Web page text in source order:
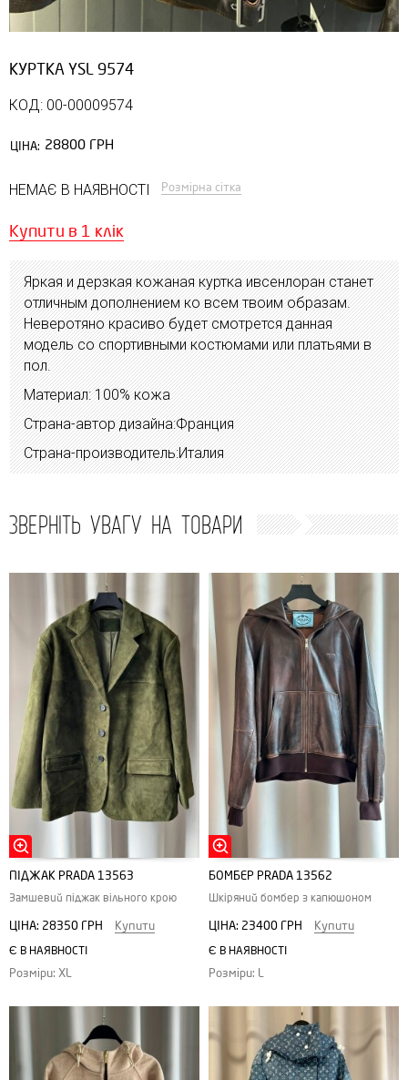
КУРТКА YSL 9574
КОД: 00-00009574
ЦІНА: 28800 ГРН
НЕМАЄ В НАЯВНОСТІ Розмірна сітка
Купити в 1 клік
Яркая и дерзкая кожаная куртка ивсенлоран станет
отличным дополнением ко всем твоим образам.
Неверотяно красиво будет смотрется данная
модель со спортивными костюмами или платьями в
пол.
Материал: 100% кожа
Страна-автор дизайна:Франция
Страна-производитель:Италия
ЗВЕРНІТЬ УВАГУ НА ТОВАРИ
ПІДЖАК PRADA 13563
Замшевий піджак вільного крою
ЦІНА: 28350 ГРН Купити
Є В НАЯВНОСТІ
Розміри: XL
БОМБЕР PRADA 13562
Шкіряний бомбер з капюшоном
ЦІНА: 23400 ГРН Купити
Є В НАЯВНОСТІ
Розміри: L